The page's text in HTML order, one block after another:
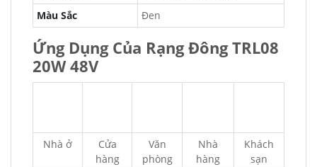
Màu Sắc
Đen
Ứng Dụng Của Rạng Đông TRL08
20W 48V
Nhà ở
Cửa
hàng
Văn
phòng
Nhà
hàng
Khách
sạn